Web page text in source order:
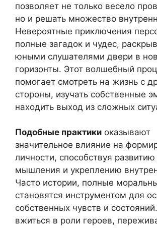
позволяет не только весело
но и решать множество
Невероятные приключения
полные загадок и чудес,
юными слушателями двери в
горизонты. Этот волшебный
помогает смотреть на жизнь с
стороны, изучать собственные
находить выход из сложных
Подобные практики оказывают
значительное влияние на
личности, способствуя
мышления и укреплению
Часто истории, полные
становятся инструментом для
собственных чувств и
вжиться в роли героев,